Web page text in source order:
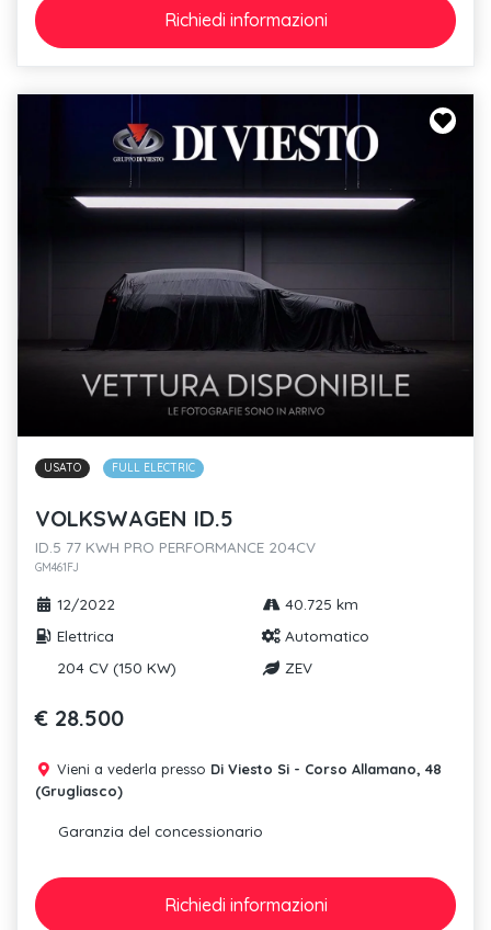
Richiedi informazioni
USATO FULL ELECTRIC
VOLKSWAGEN ID.5
ID.5 77 KWH PRO PERFORMANCE 204CV
GM461FJ
12/2022
40.725 km
Elettrica
Automatico
204 CV (150 KW)
ZEV
€ 28.500
Vieni a vederla presso Di Viesto Si - Corso Allamano, 48
(Grugliasco)
Garanzia del concessionario
Richiedi informazioni